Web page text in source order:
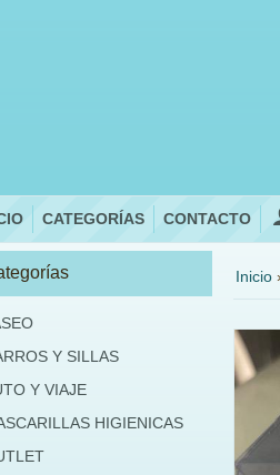
CATEGORÍAS CONTACTO
Y SILLAS
Y VIAJE
HIGIENICAS
Inicio